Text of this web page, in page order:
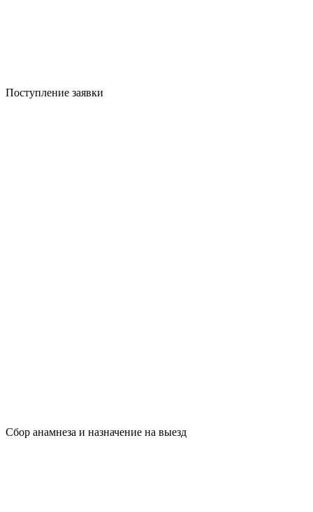
Поступление заявки
Сбор анамнеза и назначение на выезд